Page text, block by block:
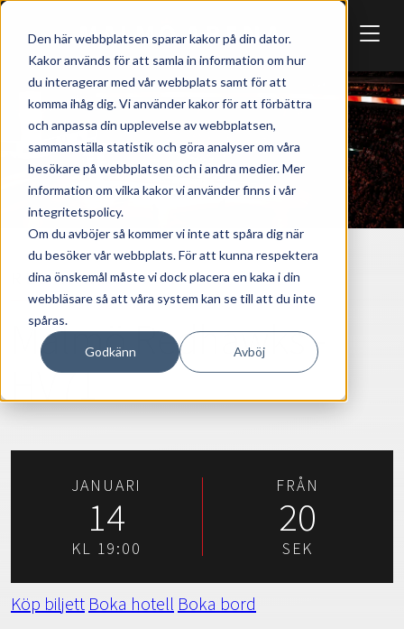
Den här webbplatsen sparar kakor på din dator.
Kakor används för att samla in information om hur
du interagerar med vår webbplats samt för att
komma ihåg dig. Vi använder kakor för att förbättra
och anpassa din upplevelse av webbplatsen,
sammanställa statistik och göra analyser om våra
besökare på webbplatsen och i andra medier. Mer
information om vilka kakor vi använder finns i vår
integritetspolicy.
Om du avböjer så kommer vi inte att spåra dig när
du besöker vår webbplats. För att kunna respektera
dina önskemål måste vi dock placera en kaka i din
webbläsare så att våra system kan se till att du inte
spåras.
Godkänn Avböj
Skip to main content
REDHAWKS SPORT
Malmö Redhawks -
HV71
JANUARI
14
KL 19:00
FRÅN
20
SEK
Köp biljett Boka hotell Boka bord